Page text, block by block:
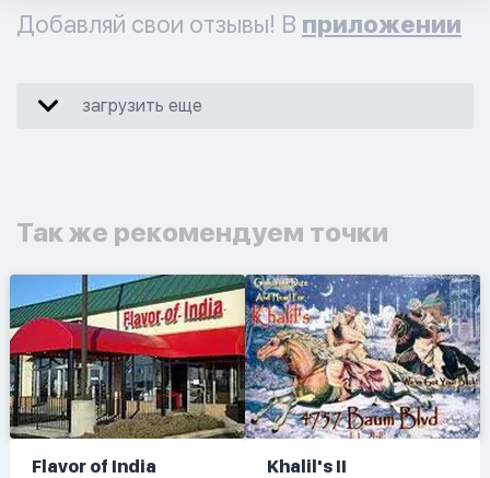
Добавляй свои отзывы! В приложении
загрузить еще
Так же рекомендуем точки
Flavor of India Khalil's II